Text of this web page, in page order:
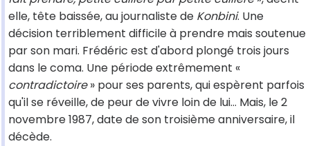
elle, tête baissée, au journaliste de Konbini. Une
décision terriblement difficile à prendre mais soutenue
par son mari. Frédéric est d'abord plongé trois jours
dans le coma. Une période extrêmement «
contradictoire» pour ses parents, qui espèrent parfois
qu'il se réveille, de peur de vivre loin de lui… Mais, le 2
novembre 1987, date de son troisième anniversaire, il
décède.